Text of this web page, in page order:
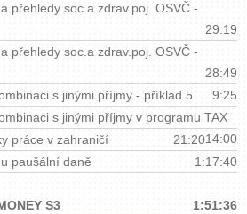
přehledy soc.a zdrav.poj. OSVČ -
29:19
přehledy soc.a zdrav.poj. OSVČ -
28:49
s jinými příjmy - příklad 5
9:25
s jinými příjmy v programu TAX
14:00
práce v zahraničí
21:20
paušální daně 1:17:40
S3
1:51:36